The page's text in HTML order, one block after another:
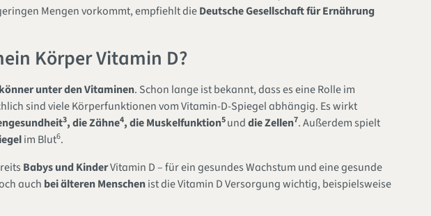
Mengen vorkommt, empfiehlt dieDeutsche Gesellschaft für Ernährung
Körper Vitamin D?
unter den Vitaminen. Schon lange ist bekannt, dass es eine Rolle im
sind viele Körperfunktionen vom Vitamin-D-Spiegel abhängig. Es wirkt
3, die Zähne4, die Muskelfunktion5unddie Zellen7. Außerdem spielt
im Blut6.
Babys und KinderVitamin D – für ein gesundes Wachstum und eine gesunde
auch bei älteren Menschenist die Vitamin D Versorgung wichtig, beispielsweise